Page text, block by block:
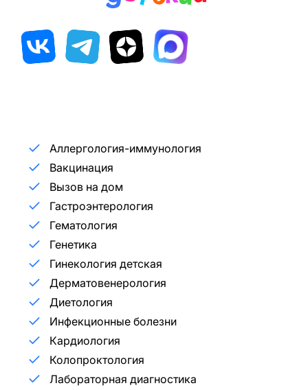
Аллергология-иммунология
Вакцинация
Вызов на дом
Гастроэнтерология
Гематология
Генетика
Гинекология детская
Дерматовенерология
Диетология
Инфекционные болезни
Кардиология
Колопроктология
Лабораторная диагностика